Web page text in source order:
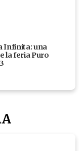
Infinita: una
la feria Puro